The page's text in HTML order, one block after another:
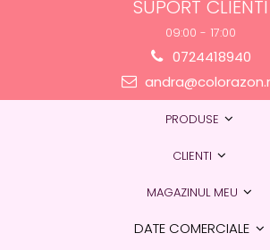
SUPORT CLIENTI
09:00 - 17:00
0724418940
PRODUSE
CLIENTI
MAGAZINUL MEU
DATE COMERCIALE